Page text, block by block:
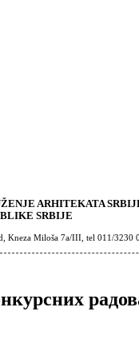
ARHITEKATA
SRBIJE
Kneza Miloša 7a/III, tel 011/3230